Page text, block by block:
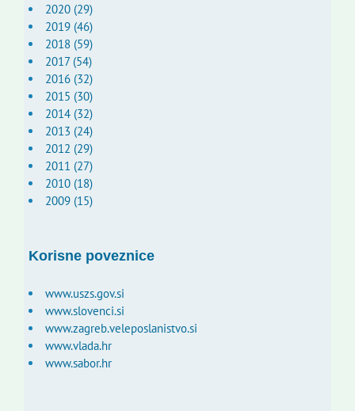
2020 (29)
2019 (46)
2018 (59)
2017 (54)
2016 (32)
2015 (30)
2014 (32)
2013 (24)
2012 (29)
2011 (27)
2010 (18)
2009 (15)
Korisne poveznice
www.uszs.gov.si
www.slovenci.si
www.zagreb.veleposlanistvo.si
www.vlada.hr
www.sabor.hr